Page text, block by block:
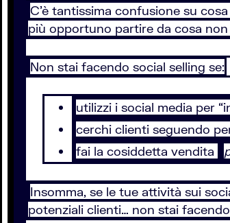
C’è tantissima confusione su
più opportuno partire da cosa non
Non stai facendo social selling se:
utilizzi i social media per
cerchi clienti seguendo
fai la cosiddetta vendita
Insomma, se le tue attività sui
potenziali clienti… non stai